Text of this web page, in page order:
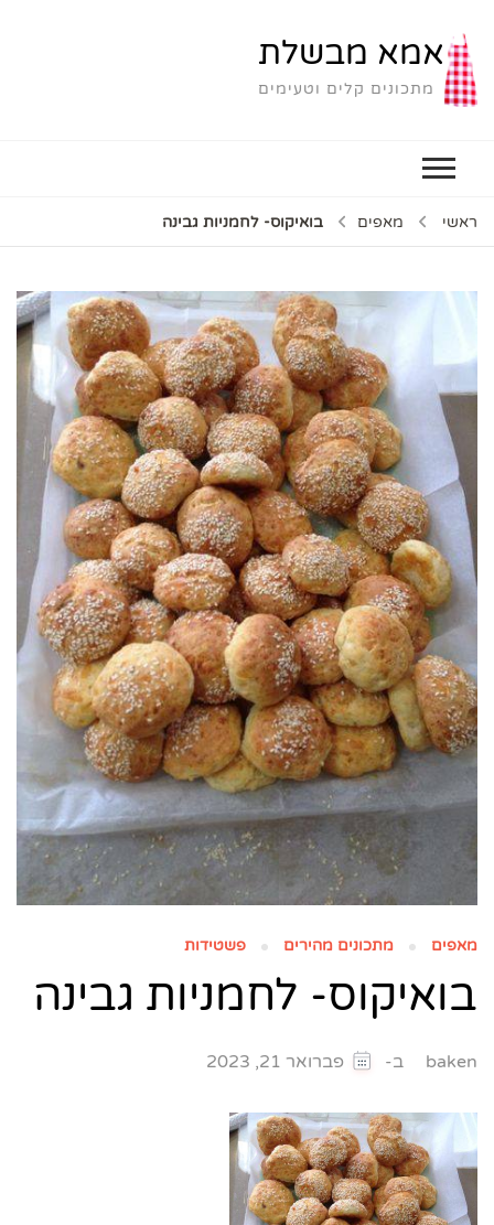
אמא מבשלת
מתכונים קלים וטעימים
ראשי מאפים בואיקוס- לחמניות גבינה
מאפים מתכונים מהירים פשטידות
בואיקוס- לחמניות גבינה
baken ב- פברואר 21, 2023